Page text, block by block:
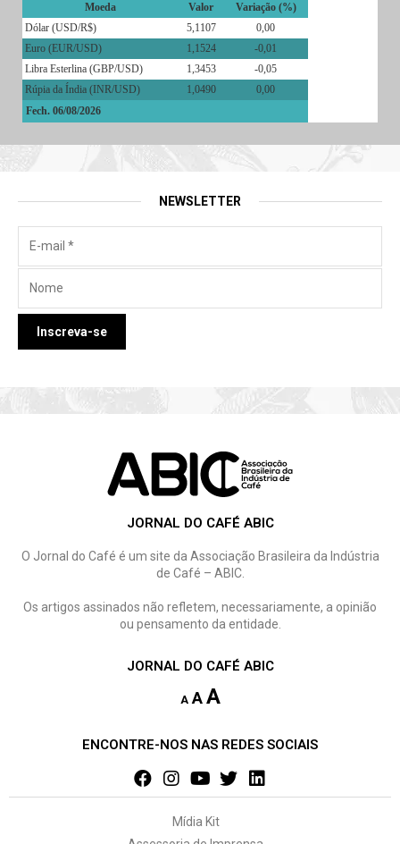
Moeda
Valor
Variação (%)
Dólar (USD/R$)
5,1107
0,00
Euro (EUR/USD)
1,1524
-0,01
Libra Esterlina (GBP/USD)
1,3453
-0,05
Rúpia da Índia (INR/USD)
1,0490
0,00
Fech. 06/08/2026
NEWSLETTER
JORNAL DO CAFÉ ABIC
O Jornal do Café é um site da Associação Brasileira da Indústria
de Café – ABIC.
Os artigos assinados não refletem, necessariamente, a opinião
ou pensamento da entidade.
JORNAL DO CAFÉ ABIC
A A A
ENCONTRE-NOS NAS REDES SOCIAIS
Mídia Kit